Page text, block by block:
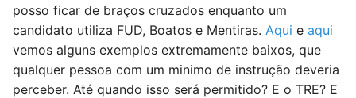
posso ficar de braços cruzados enquanto um
candidato utiliza FUD, Boatos e Mentiras. Aqui e aqui
vemos alguns exemplos extremamente baixos, que
qualquer pessoa com um minimo de instrução deveria
perceber. Até quando isso será permitido? E o TRE? E